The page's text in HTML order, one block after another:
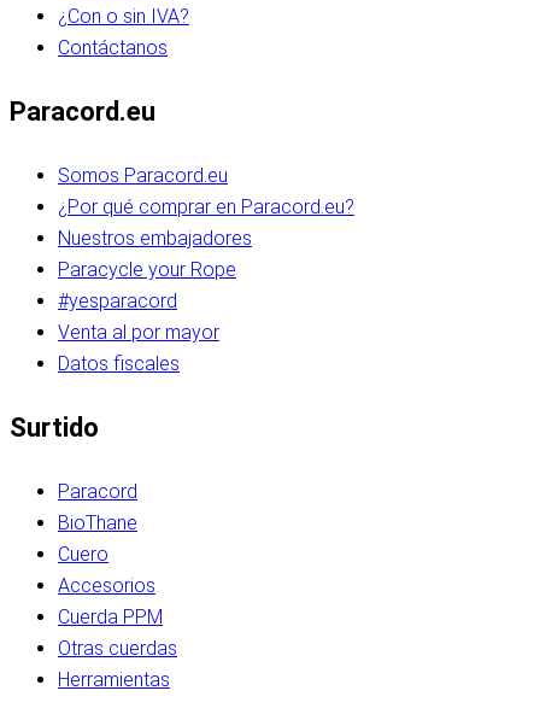
¿Con o sin IVA?
Contáctanos
Paracord.eu
Somos Paracord.eu
¿Por qué comprar en Paracord.eu?
Nuestros embajadores
Paracycle your Rope
#yesparacord
Venta al por mayor
Datos fiscales
Surtido
Paracord
BioThane
Cuero
Accesorios
Cuerda PPM
Otras cuerdas
Herramientas